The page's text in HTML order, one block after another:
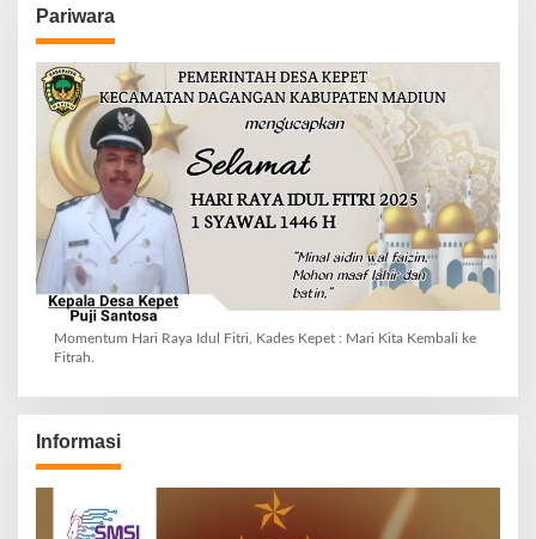
Pariwara
Momentum Hari Raya Idul Fitri, Kades Kepet : Mari Kita Kembali ke
Fitrah.
Informasi